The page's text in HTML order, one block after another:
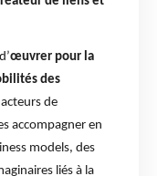
œuvrer pour la
des
de
accompagner en
models, des
liés à la